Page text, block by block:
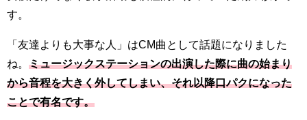
す。
「友達よりも大事な人」はCM曲として話題になりました
ね。 ミュージックステーションの出演した際に曲の始まり
から音程を大きく外してしまい、それ以降口パクになった
ことで有名です。